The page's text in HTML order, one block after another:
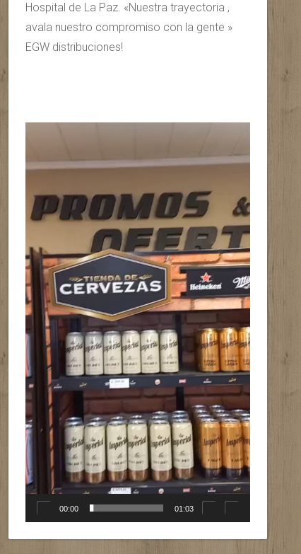
Hospital de La Paz. «Nuestra trayectoria ,
avala nuestro compromiso con la gente »
EGW distribuciones!
vídeo
00:00 01:03